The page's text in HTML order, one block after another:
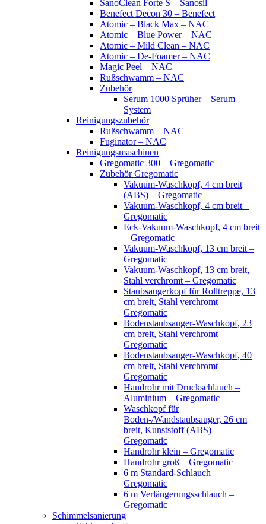
SanoClean Forte S – Sanosil
Benefect Decon 30 – Benefect
Atomic – Black Max – NAC
Atomic – Blue Power – NAC
Atomic – Mild Clean – NAC
Atomic – De-Foamer – NAC
Magic Peel – NAC
Rußschwamm – NAC
Zubehör
Serum 1000 Sprüher – Serum
System
Reinigungszubehör
Rußschwamm – NAC
Fuginator – NAC
Reinigungsmaschinen
Gregomatic 300 – Gregomatic
Zubehör Gregomatic
Vakuum-Waschkopf, 4 cm breit
(ABS) – Gregomatic
Vakuum-Waschkopf, 4 cm breit –
Gregomatic
Eck-Vakuum-Waschkopf, 4 cm breit
– Gregomatic
Vakuum-Waschkopf, 13 cm breit –
Gregomatic
Vakuum-Waschkopf, 13 cm breit,
Stahl verchromt – Gregomatic
Staubsaugerkopf für Rolltreppe, 13
cm breit, Stahl verchromt –
Gregomatic
Bodenstaubsauger-Waschkopf, 23
cm breit, Stahl verchromt –
Gregomatic
Bodenstaubsauger-Waschkopf, 40
cm breit, Stahl verchromt –
Gregomatic
Handrohr mit Druckschlauch –
Aluminium – Gregomatic
Waschkopf für
Boden-/Wandstaubsauger, 26 cm
breit, Kunststoff (ABS) –
Gregomatic
Handrohr klein – Gregomatic
Handrohr groß – Gregomatic
6 m Standard-Schlauch –
Gregomatic
6 m Verlängerungsschlauch –
Gregomatic
Schimmelsanierung